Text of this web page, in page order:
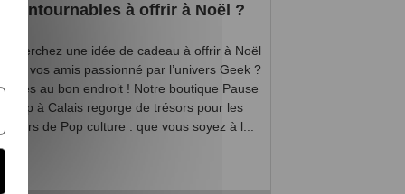
à offrir à Noël ?
cherchez une idée de cadeau à offrir à Noël
de vos amis passionné par l’univers Geek ?
êtes au bon endroit ! Notre boutique Pause
Canap à Calais regorge de trésors pour les
de Pop culture : que vous soyez à l...